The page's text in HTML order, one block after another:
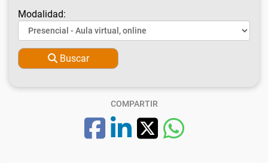
Modalidad:
Buscar
COMPARTIR